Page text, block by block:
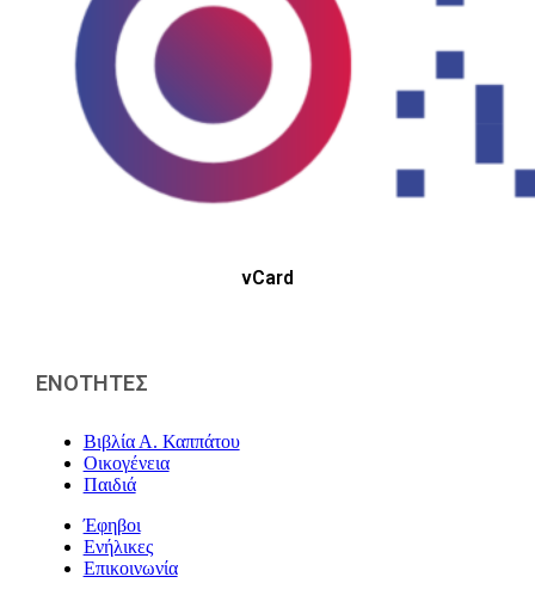
vCard
ΕΝΟΤΗΤΕΣ
Βιβλία Α. Καππάτου
Οικογένεια
Παιδιά
Έφηβοι
Ενήλικες
Επικοινωνία